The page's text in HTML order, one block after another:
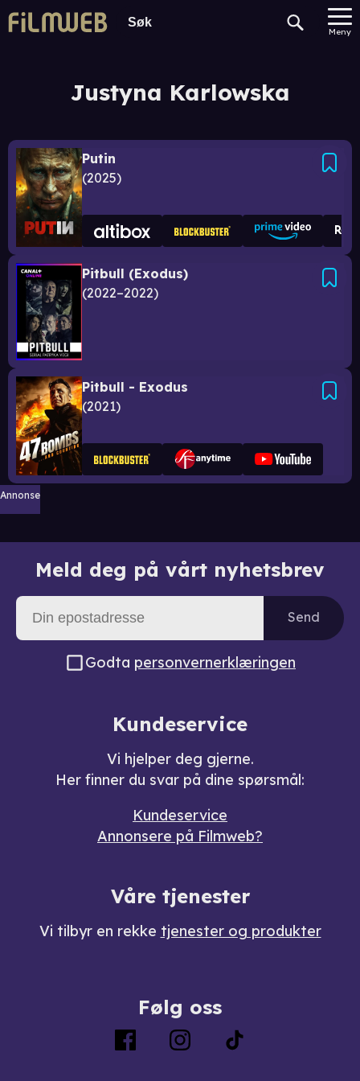
Meny
Justyna Karlowska
Putin
2025
Pitbull (Exodus)
2022–2022
Pitbull - Exodus
2021
Annonse
Meld deg på vårt nyhetsbrev
Send
Godta personvernerklæringen
Kundeservice
Vi hjelper deg gjerne.
Her finner du svar på dine spørsmål:
Kundeservice
Annonsere på Filmweb?
Våre tjenester
Vi tilbyr en rekke tjenester og produkter
Følg oss